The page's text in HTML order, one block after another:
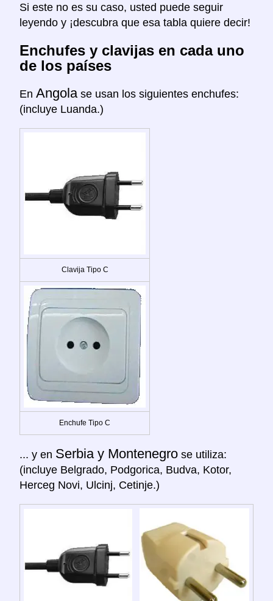
Si este no es su caso, usted puede seguir
leyendo y ¡descubra que esa tabla quiere decir!
Enchufes y clavijas en cada uno
de los países
En Angola se usan los siguientes enchufes:
(incluye Luanda.)
Clavija Tipo C
Enchufe Tipo C
... y en Serbia y Montenegro se utiliza:
(incluye Belgrado, Podgorica, Budva, Kotor,
Herceg Novi, Ulcinj, Cetinje.)